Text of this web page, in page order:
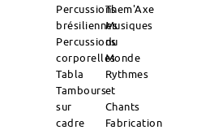
Percussions
brésiliennes
Percussions
corporelles
Tabla
Tambours
sur
cadre
Them'Axe
Musiques
du
Monde
Rythmes
et
Chants
Fabrication